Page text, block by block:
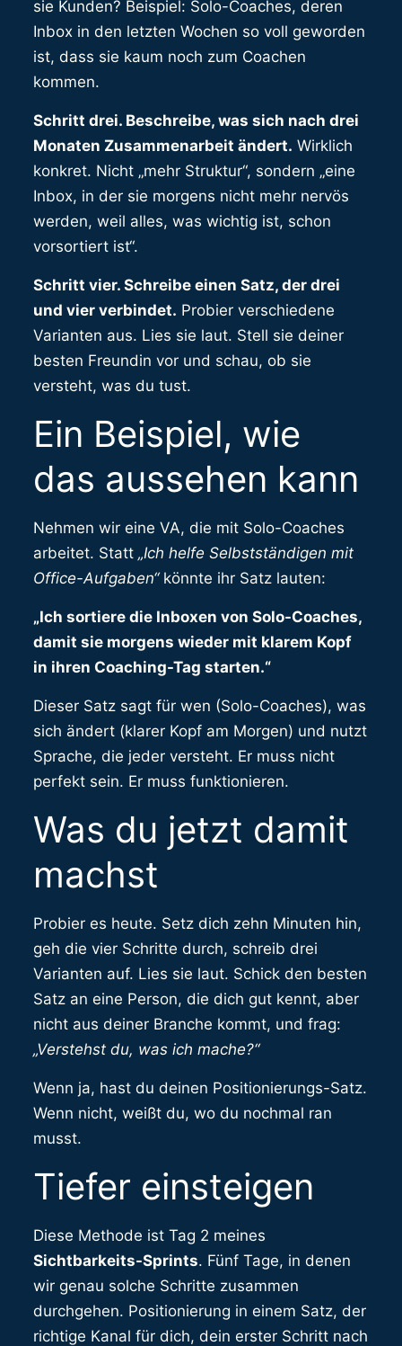
sie Kunden? Beispiel: Solo-Coaches, deren
Inbox in den letzten Wochen so voll geworden
ist, dass sie kaum noch zum Coachen
kommen.
Schritt drei. Beschreibe, was sich nach drei
Monaten Zusammenarbeit ändert. Wirklich
konkret. Nicht „mehr Struktur“, sondern „eine
Inbox, in der sie morgens nicht mehr nervös
werden, weil alles, was wichtig ist, schon
vorsortiert ist“.
Schritt vier. Schreibe einen Satz, der drei
und vier verbindet. Probier verschiedene
Varianten aus. Lies sie laut. Stell sie deiner
besten Freundin vor und schau, ob sie
versteht, was du tust.
Ein Beispiel, wie
das aussehen kann
Nehmen wir eine VA, die mit Solo-Coaches
arbeitet. Statt „Ich helfe Selbstständigen mit
Office-Aufgaben“könnte ihr Satz lauten:
„Ich sortiere die Inboxen von Solo-Coaches,
damit sie morgens wieder mit klarem Kopf
in ihren Coaching-Tag starten.“
Dieser Satz sagt für wen (Solo-Coaches), was
sich ändert (klarer Kopf am Morgen) und nutzt
Sprache, die jeder versteht. Er muss nicht
perfekt sein. Er muss funktionieren.
Was du jetzt damit
machst
Probier es heute. Setz dich zehn Minuten hin,
geh die vier Schritte durch, schreib drei
Varianten auf. Lies sie laut. Schick den besten
Satz an eine Person, die dich gut kennt, aber
nicht aus deiner Branche kommt, und frag:
„Verstehst du, was ich mache?“
Wenn ja, hast du deinen Positionierungs-Satz.
Wenn nicht, weißt du, wo du nochmal ran
musst.
Tiefer einsteigen
Diese Methode ist Tag 2 meines
Sichtbarkeits-Sprints. Fünf Tage, in denen
wir genau solche Schritte zusammen
durchgehen. Positionierung in einem Satz, der
richtige Kanal für dich, dein erster Schritt nach